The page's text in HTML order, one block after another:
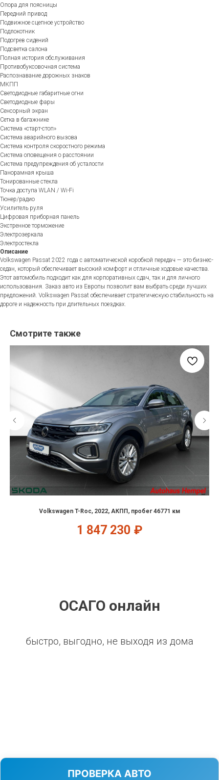
Опора для поясницы
Передний привод
Подвижное сцепное устройство
Подлокотник
Подогрев сидений
Подсветка салона
Полная история обслуживания
Противобуксовочная система
Распознавание дорожных знаков
МКПП
Светодиодные габаритные огни
Светодиодные фары
Сенсорный экран
Сетка в багажнике
Система «старт-стоп»
Система аварийного вызова
Система контроля скоростного режима
Система оповещения о расстоянии
Система предупреждения об усталости
Панорамная крыша
Тонированные стекла
Точка доступа WLAN / Wi-Fi
Тюнер/радио
Усилитель руля
Цифровая приборная панель
Экстренное торможение
Электрозеркала
Электростекла
Описание
Volkswagen Passat 2022 года с автоматической коробкой передач — это бизнес-
седан, который обеспечивает высокий комфорт и отличные ходовые качества.
Этот автомобиль подходит как для корпоративных сдач, так и для личного
использования. Заказ авто из Европы позволит вам выбрать среди лучших
предложений. Volkswagen Passat обеспечивает стратегическую стабильность на
дороге и надежность при длительных поездках.
Смотрите также
Volkswagen T-Roc, 2022, АКПП, пробег 46771 км
1 847 230 ₽
ОСАГО онлайн
быстро, выгодно, не выходя из дома
ПРОВЕРКА АВТО